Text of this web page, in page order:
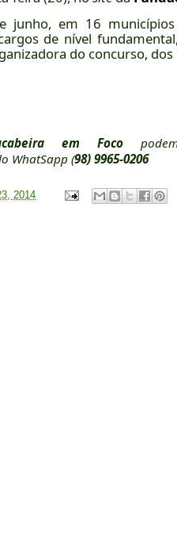
em 16 municípios
de nível
do concurso,
em Foco
WhatSapp (98) 9965-0206
2014